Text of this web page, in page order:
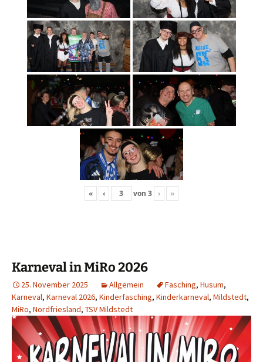
« ‹ von 3 › »
Karneval in MiRo 2026
25. November 2025 Allgemein Fasching, Husum,
Karneval, Karneval 2026, Kinderfasching, Kinderkarneval, Mildstedt,
MiRo, Nordfriesland, TSV Mildstedt